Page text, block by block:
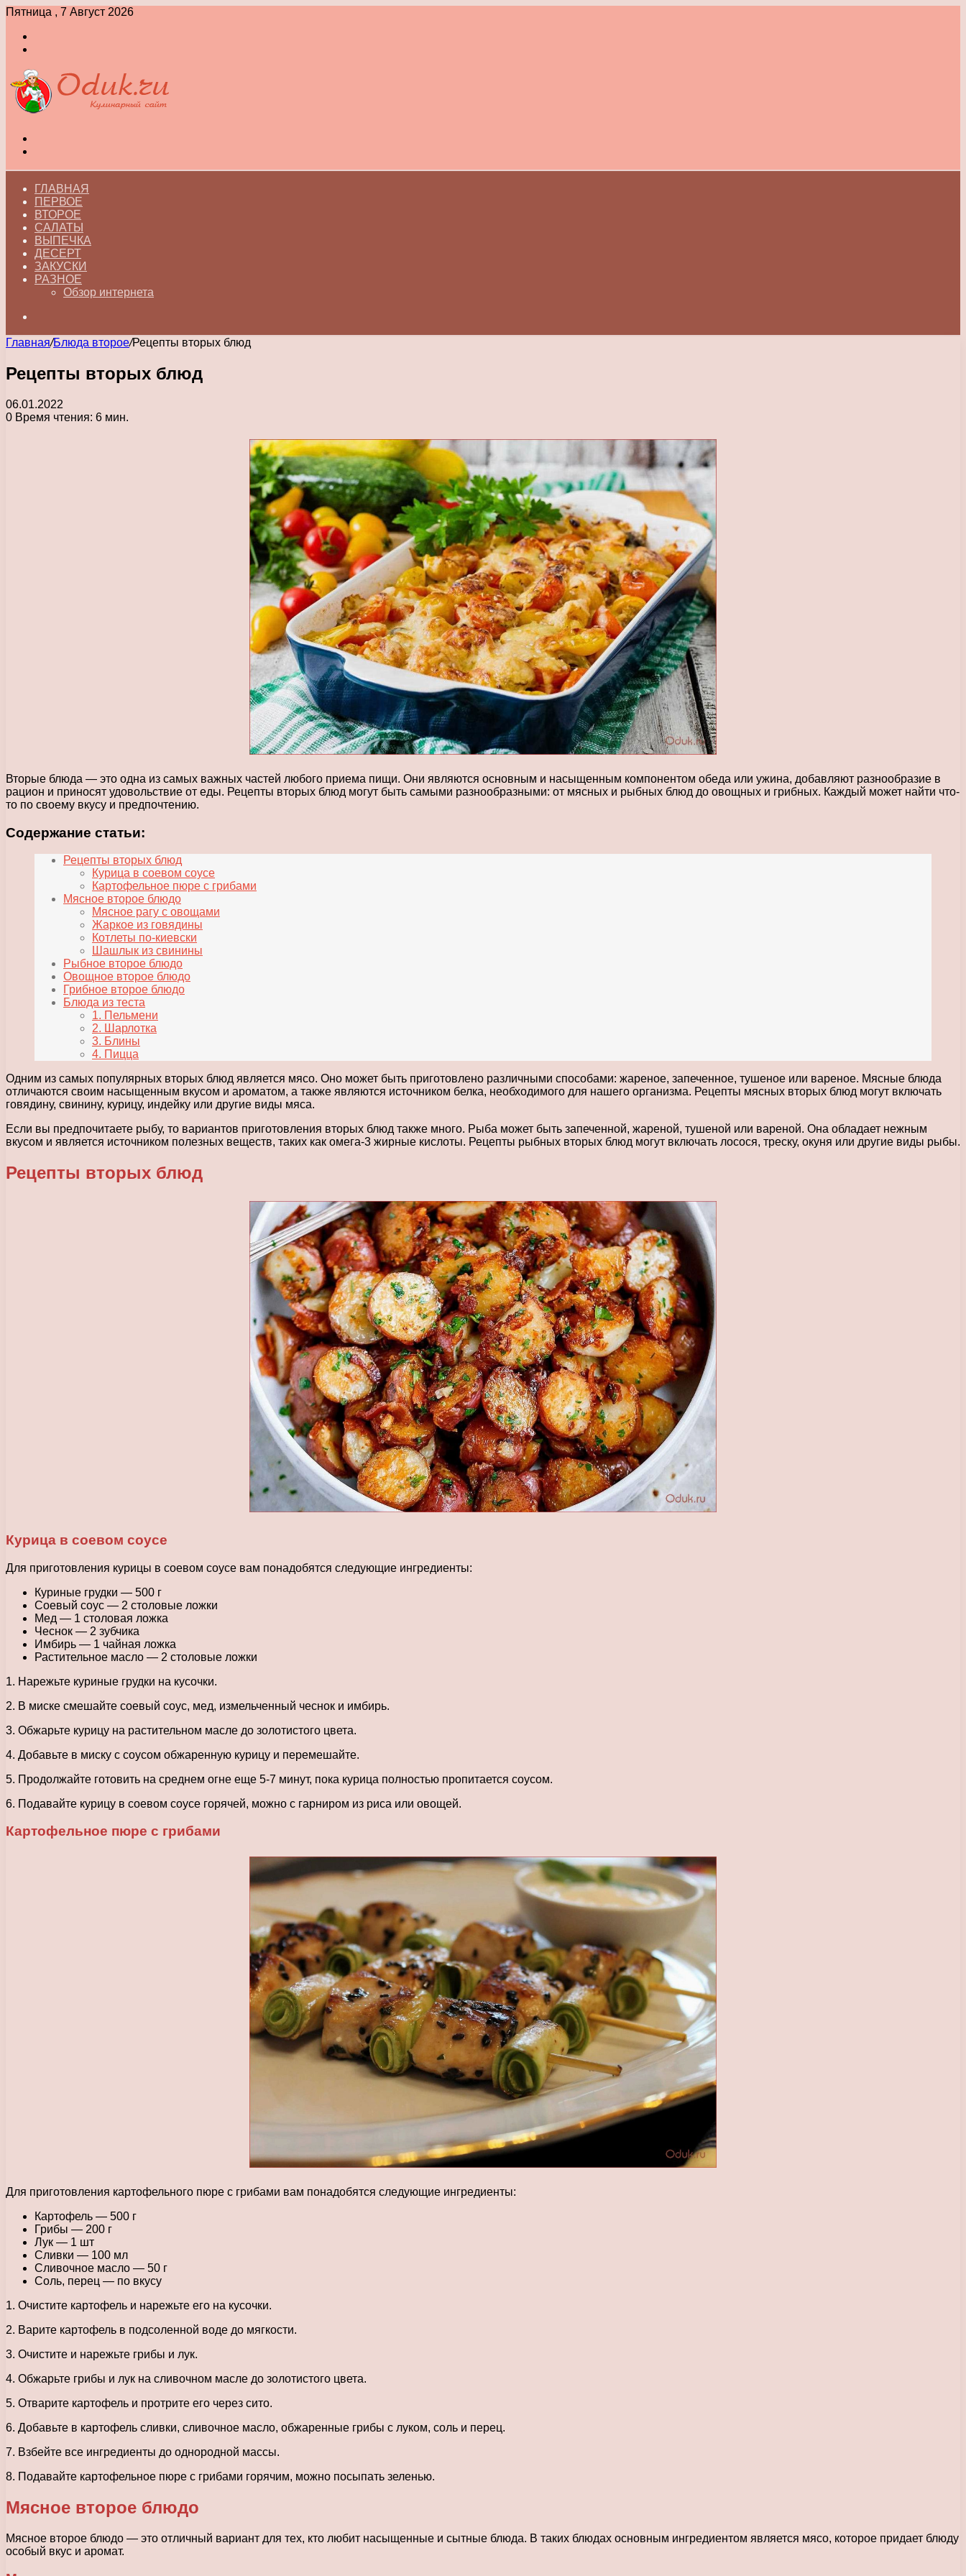
Пятница , 7 Август 2026
ГЛАВНАЯ
ПЕРВОЕ
ВТОРОЕ
САЛАТЫ
ВЫПЕЧКА
ДЕСЕРТ
ЗАКУСКИ
РАЗНОЕ
Обзор интернета
Главная/Блюда второе/Рецепты вторых блюд
Рецепты вторых блюд
06.01.2022
0 Время чтения: 6 мин.
Вторые блюда — это одна из самых важных частей любого приема пищи. Они являются основным и насыщенным компонентом обеда или ужина, добавляют разнообразие в
рацион и приносят удовольствие от еды. Рецепты вторых блюд могут быть самыми разнообразными: от мясных и рыбных блюд до овощных и грибных. Каждый может найти что-
то по своему вкусу и предпочтению.
Содержание статьи:
Рецепты вторых блюд
Курица в соевом соусе
Картофельное пюре с грибами
Мясное второе блюдо
Мясное рагу с овощами
Жаркое из говядины
Котлеты по-киевски
Шашлык из свинины
Рыбное второе блюдо
Овощное второе блюдо
Грибное второе блюдо
Блюда из теста
1. Пельмени
2. Шарлотка
3. Блины
4. Пицца
Одним из самых популярных вторых блюд является мясо. Оно может быть приготовлено различными способами: жареное, запеченное, тушеное или вареное. Мясные блюда
отличаются своим насыщенным вкусом и ароматом, а также являются источником белка, необходимого для нашего организма. Рецепты мясных вторых блюд могут включать
говядину, свинину, курицу, индейку или другие виды мяса.
Если вы предпочитаете рыбу, то вариантов приготовления вторых блюд также много. Рыба может быть запеченной, жареной, тушеной или вареной. Она обладает нежным
вкусом и является источником полезных веществ, таких как омега-3 жирные кислоты. Рецепты рыбных вторых блюд могут включать лосося, треску, окуня или другие виды рыбы.
Рецепты вторых блюд
Курица в соевом соусе
Для приготовления курицы в соевом соусе вам понадобятся следующие ингредиенты:
Куриные грудки — 500 г
Соевый соус — 2 столовые ложки
Мед — 1 столовая ложка
Чеснок — 2 зубчика
Имбирь — 1 чайная ложка
Растительное масло — 2 столовые ложки
1. Нарежьте куриные грудки на кусочки.
2. В миске смешайте соевый соус, мед, измельченный чеснок и имбирь.
3. Обжарьте курицу на растительном масле до золотистого цвета.
4. Добавьте в миску с соусом обжаренную курицу и перемешайте.
5. Продолжайте готовить на среднем огне еще 5-7 минут, пока курица полностью пропитается соусом.
6. Подавайте курицу в соевом соусе горячей, можно с гарниром из риса или овощей.
Картофельное пюре с грибами
Для приготовления картофельного пюре с грибами вам понадобятся следующие ингредиенты:
Картофель — 500 г
Грибы — 200 г
Лук — 1 шт
Сливки — 100 мл
Сливочное масло — 50 г
Соль, перец — по вкусу
1. Очистите картофель и нарежьте его на кусочки.
2. Варите картофель в подсоленной воде до мягкости.
3. Очистите и нарежьте грибы и лук.
4. Обжарьте грибы и лук на сливочном масле до золотистого цвета.
5. Отварите картофель и протрите его через сито.
6. Добавьте в картофель сливки, сливочное масло, обжаренные грибы с луком, соль и перец.
7. Взбейте все ингредиенты до однородной массы.
8. Подавайте картофельное пюре с грибами горячим, можно посыпать зеленью.
Мясное второе блюдо
Мясное второе блюдо — это отличный вариант для тех, кто любит насыщенные и сытные блюда. В таких блюдах основным ингредиентом является мясо, которое придает блюду
особый вкус и аромат.